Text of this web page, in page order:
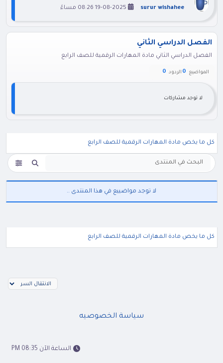
surur wishahee 19-08-2025 08:26 مساءً
الفصل الدراسي الثاني
الفصل الدراسي الثاني مادة المهارات الرقمية للصف الرابع
المواضيع 0 الردود 0
لا توجد مشاركات
كل ما يخص مادة المهارات الرقمية للصف الرابع
لا توجد مواضييع في هذا المنتدى ..
كل ما يخص مادة المهارات الرقمية للصف الرابع
سياسة الخصوصيه
الساعة الآن 08:35 PM